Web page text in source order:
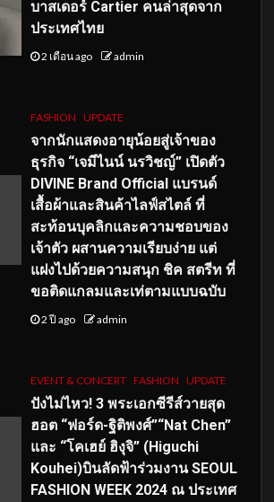
บาสเดอร์ Cartier คนล่าสุดจาก
ประเทศไทย
2 เดือน ago admin
FASHION UPDATE
จากนักแสดงอายุน้อยสู่เจ้าของ
ธุรกิจ “เจมีไนน์ นรวิชญ์” เปิดตัว
DIVINE Brand Official แบรนด์
เสื้อผ้าและสินค้าไลฟ์สไตล์ ที่
สะท้อนบุคลิกและความชอบของ
เจ้าตัว ผสานความเรียบง่าย แต่
แฝงไปด้วยความสนุก ชิค สตรีท ที่
ขอติดแกลมและเท่ตามแบบฉบับ
2 ปี ago admin
EVENT & CONCERT FASHION UPDATE
ปังไม่ไหว! 3 พระเอกซีรีส์วายสุด
ฮอต “ฟอร์ด-ฐิติพงศ์”“Nat Chen”
และ “โคเฮย์ ฮิงุจิ” (Higuchi
Kouhei)บินลัดฟ้าร่วมงาน SEOUL
FASHION WEEK 2024 ณ ประเทศ